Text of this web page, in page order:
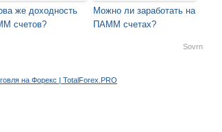
же доходность
счетов?
Можно ли заработать на
ПАММ счетах?
Sovrn